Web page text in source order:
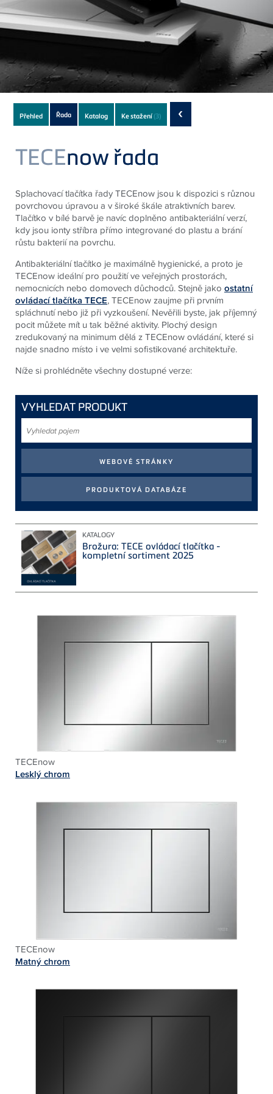
Subnavigation
of
current
Product
Přehled Řada Katalog Ke stažení(3) ‹
TECEnow řada
Splachovací tlačítka řady TECEnow jsou k dispozici s různou
povrchovou úpravou a v široké škále atraktivních barev.
Tlačítko v bílé barvě je navíc doplněno antibakteriální verzí,
kdy jsou ionty stříbra přímo integrované do plastu a brání
růstu bakterií na povrchu.
Antibakteriální tlačítko je maximálně hygienické, a proto je
TECEnow ideální pro použití ve veřejných prostorách,
nemocnicích nebo domovech důchodců. Stejně jako ostatní
ovládací tlačítka TECE, TECEnow zaujme při prvním
spláchnutí nebo již při vyzkoušení. Nevěřili byste, jak příjemný
pocit můžete mít u tak běžné aktivity. Plochý design
zredukovaný na minimum dělá z TECEnow ovládání, které si
najde snadno místo i ve velmi sofistikované architektuře.
Níže si prohlédněte všechny dostupné verze:
VYHLEDAT PRODUKT
pojem
KATALOGY
Brožura: TECE ovládací tlačítka -
kompletní sortiment 2025
TECEnow
Lesklý chrom
TECEnow
Matný chrom